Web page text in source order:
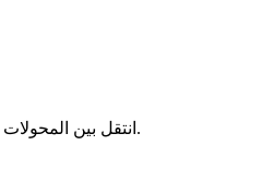
انتقل بين المحولات والتحميلات والمحررات والملخصات.